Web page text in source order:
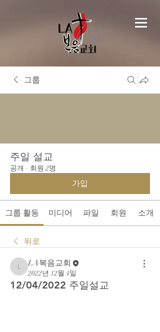
그룹
주일 설교
공개 · 회원 2명
가입
그룹 활동 미디어 파일 회원 소개
뒤로
LA복음교회
LA복음교회
2022년 12월 4일
12/04/2022 주일설교